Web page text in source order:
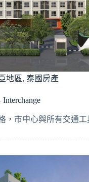
地區, 泰國房產
，市中心與所有交通